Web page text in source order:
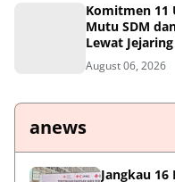
Komitmen 11
Mutu SDM
Lewat Jejaring
August 06, 2026
anews
Jangkau 16